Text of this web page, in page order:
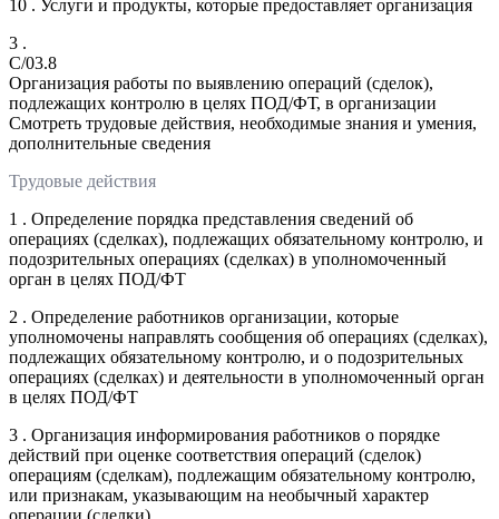
10 . Услуги и продукты, которые предоставляет организация
3 .
C/03.8
Организация работы по выявлению операций (сделок),
подлежащих контролю в целях ПОД/ФТ, в организации
Смотреть трудовые действия, необходимые знания и умения,
дополнительные сведения
Трудовые действия
1 . Определение порядка представления сведений об
операциях (сделках), подлежащих обязательному контролю, и
подозрительных операциях (сделках) в уполномоченный
орган в целях ПОД/ФТ
2 . Определение работников организации, которые
уполномочены направлять сообщения об операциях (сделках),
подлежащих обязательному контролю, и о подозрительных
операциях (сделках) и деятельности в уполномоченный орган
в целях ПОД/ФТ
3 . Организация информирования работников о порядке
действий при оценке соответствия операций (сделок)
операциям (сделкам), подлежащим обязательному контролю,
или признакам, указывающим на необычный характер
операции (сделки)